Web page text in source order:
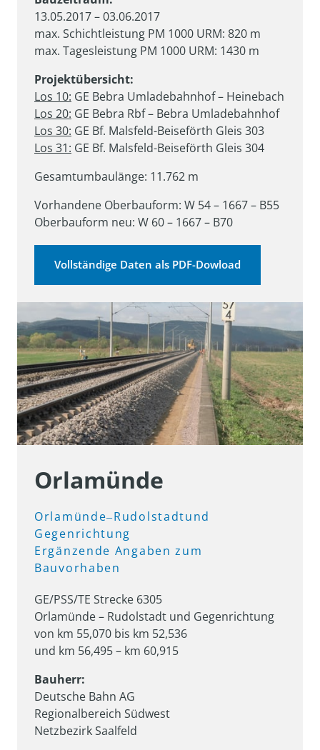
13.05.2017 – 03.06.2017
max. Schichtleistung PM 1000 URM: 820 m
max. Tagesleistung PM 1000 URM: 1430 m
Los 10:
Los 20:
Los 30:
Los 31: GE Bf. Malsfeld-Beiseförth Gleis 304
Gesamtumbaulänge: 11.762 m
Vorhandene Oberbauform: W 54 – 1667 – B55
Oberbauform neu: W 60 – 1667 – B70
Vollständige Daten als PDF-Dowload
Orlamünde
Orlamünde‒
Gegenrichtung
Ergänzende Angaben
Bauvorhaben
GE/PSS/TE Strecke 6305
Orlamünde – Rudolstadt und Gegenrichtung
von km 55,070 bis km 52,536
und km 56,495 – km 60,915
Bauherr:
Deutsche Bahn AG
Regionalbereich Südwest
Netzbezirk Saalfeld